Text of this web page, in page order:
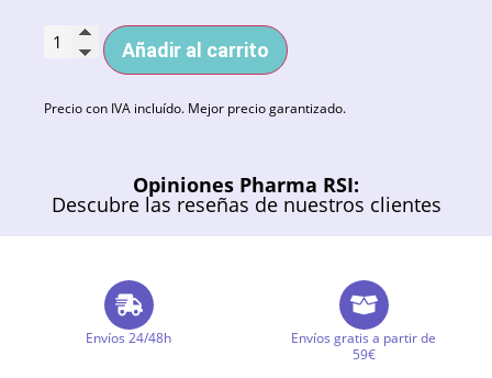
Añadir al carrito
Precio con IVA incluído. Mejor precio garantizado.
Opiniones Pharma RSI:
Descubre las reseñas de nuestros clientes
Envíos 24/48h
Envíos gratis a partir de
59€